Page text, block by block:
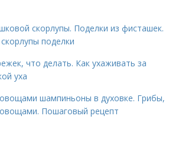
скорлупы. Поделки из фисташек.
поделки
что делать. Как ухаживать за
уха
шампиньоны в духовке. Грибы,
Пошаговый рецепт